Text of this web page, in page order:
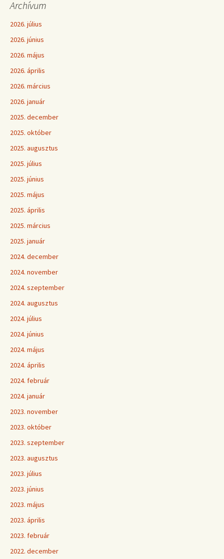
Archívum
2026. július
2026. június
2026. május
2026. április
2026. március
2026. január
2025. december
2025. október
2025. augusztus
2025. július
2025. június
2025. május
2025. április
2025. március
2025. január
2024. december
2024. november
2024. szeptember
2024. augusztus
2024. július
2024. június
2024. május
2024. április
2024. február
2024. január
2023. november
2023. október
2023. szeptember
2023. augusztus
2023. július
2023. június
2023. május
2023. április
2023. február
2022. december